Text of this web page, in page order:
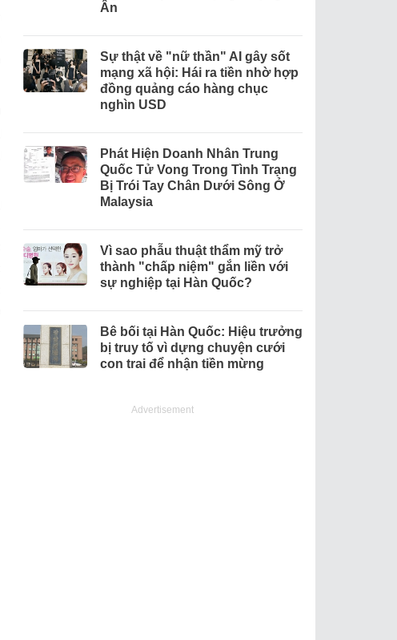
Ân
Sự thật về "nữ thần" AI gây sốt
mạng xã hội: Hái ra tiền nhờ hợp
đồng quảng cáo hàng chục
nghìn USD
Phát Hiện Doanh Nhân Trung
Quốc Tử Vong Trong Tình Trạng
Bị Trói Tay Chân Dưới Sông Ở
Malaysia
Vì sao phẫu thuật thẩm mỹ trở
thành "chấp niệm" gắn liền với
sự nghiệp tại Hàn Quốc?
Bê bối tại Hàn Quốc: Hiệu trưởng
bị truy tố vì dựng chuyện cưới
con trai để nhận tiền mừng
Advertisement